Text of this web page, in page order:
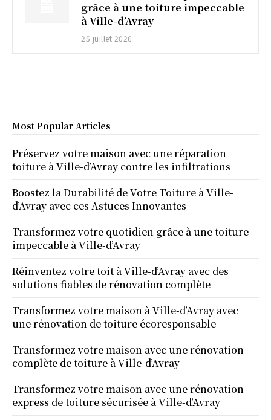
grâce à une toiture impeccable
à Ville-d’Avray
25 juillet 2026
Most Popular Articles
Préservez votre maison avec une réparation
toiture à Ville-d’Avray contre les infiltrations
Boostez la Durabilité de Votre Toiture à Ville-
d’Avray avec ces Astuces Innovantes
Transformez votre quotidien grâce à une toiture
impeccable à Ville-d’Avray
Réinventez votre toit à Ville-d’Avray avec des
solutions fiables de rénovation complète
Transformez votre maison à Ville-d’Avray avec
une rénovation de toiture écoresponsable
Transformez votre maison avec une rénovation
complète de toiture à Ville-d’Avray
Transformez votre maison avec une rénovation
express de toiture sécurisée à Ville-d’Avray